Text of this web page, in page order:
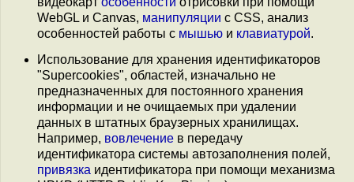
WebGL и Canvas, манипуляции с CSS, анализ
особенностей работы с мышью и клавиатурой.
Использование для хранения идентификаторов
"Supercookies", областей, изначально не
предназначенных для постоянного хранения
информации и не очищаемых при удалении
данных в штатных браузерных хранилищах.
Например, вовлечение в передачу
идентификатора системы автозаполнения полей,
привязка идентификатора при помощи механизма